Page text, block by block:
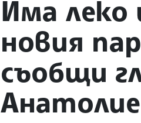
site.bta
Има леко
новия
съобщи